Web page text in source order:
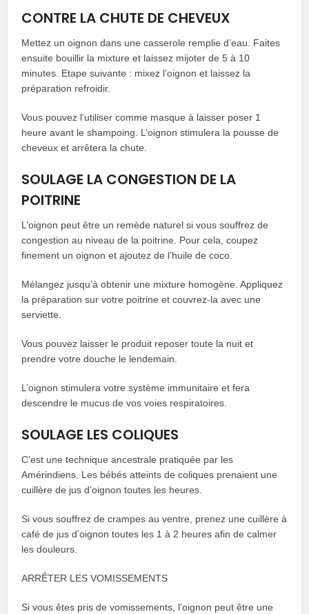
CONTRE LA CHUTE DE CHEVEUX
Mettez un oignon dans une casserole remplie d’eau. Faites
ensuite bouillir la mixture et laissez mijoter de 5 à 10
minutes. Etape suivante : mixez l’oignon et laissez la
préparation refroidir.
Vous pouvez l’utiliser comme masque à laisser poser 1
heure avant le shampoing. L’oignon stimulera la pousse de
cheveux et arrêtera la chute.
SOULAGE LA CONGESTION DE LA
POITRINE
L’oignon peut être un remède naturel si vous souffrez de
congestion au niveau de la poitrine. Pour cela, coupez
finement un oignon et ajoutez de l’huile de coco.
Mélangez jusqu’à obtenir une mixture homogène. Appliquez
la préparation sur votre poitrine et couvrez-la avec une
serviette.
Vous pouvez laisser le produit reposer toute la nuit et
prendre votre douche le lendemain.
L’oignon stimulera votre système immunitaire et fera
descendre le mucus de vos voies respiratoires.
SOULAGE LES COLIQUES
C’est une technique ancestrale pratiquée par les
Amérindiens. Les bébés atteints de coliques prenaient une
cuillère de jus d’oignon toutes les heures.
Si vous souffrez de crampes au ventre, prenez une cuillère à
café de jus d’oignon toutes les 1 à 2 heures afin de calmer
les douleurs.
ARRÊTER LES VOMISSEMENTS
Si vous êtes pris de vomissements, l’oignon peut être une